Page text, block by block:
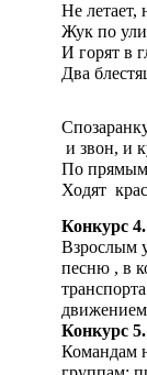
Не
Жук по
И горят в
Два
и звон, и
По
Ходят
Конкурс
Взрослым
песню , в
Конкурс
Командам